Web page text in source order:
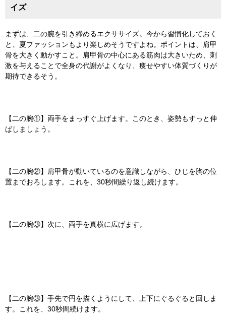
イズ
まずは、二の腕を引き締めるエクササイズ。今から習慣化しておく
と、夏ファッションもより楽しめそうですよね。ポイントは、肩甲
骨を大きく動かすこと。肩甲骨の中心にある筋肉は大きいため、刺
激を与えることで全身の代謝がよくなり、痩せやすい体質づくりが
期待できるそう。
【二の腕①】両手をまっすぐ上げます。このとき、姿勢もすっと伸
ばしましょう。
【二の腕②】肩甲骨が動いているのを意識しながら、ひじを胸の位
置までおろします。これを、30秒間繰り返し続けます。
【二の腕③】次に、両手を真横に広げます。
【二の腕③】手先で円を描くようにして、上下にぐるぐると回しま
す。これを、30秒間続けます。